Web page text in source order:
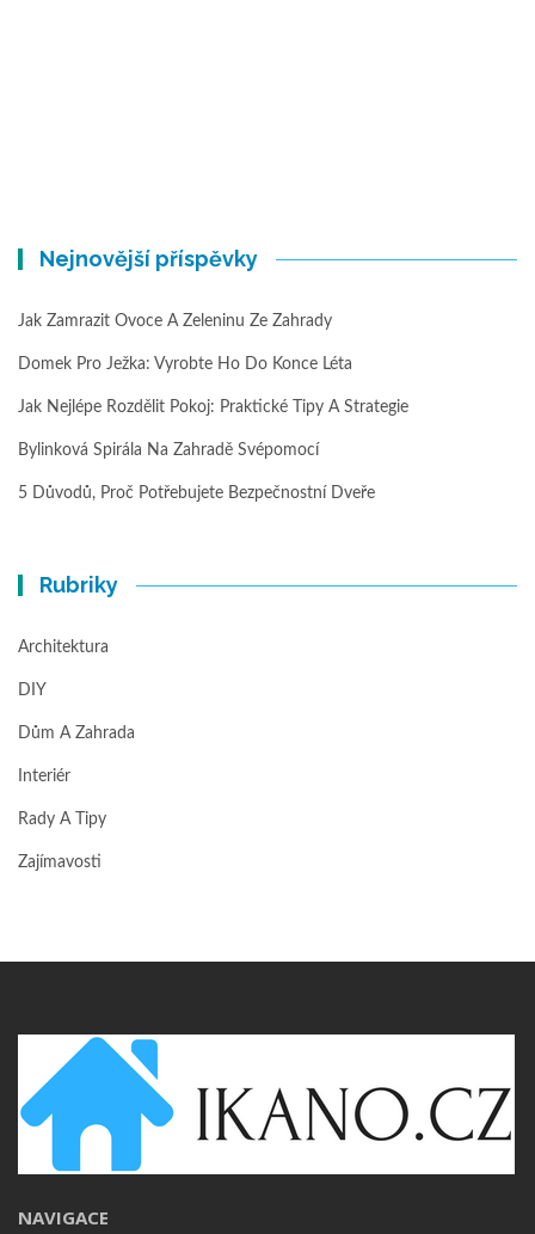
Nejnovější příspěvky
Jak Zamrazit Ovoce A Zeleninu Ze Zahrady
Domek Pro Ježka: Vyrobte Ho Do Konce Léta
Jak Nejlépe Rozdělit Pokoj: Praktické Tipy A Strategie
Bylinková Spirála Na Zahradě Svépomocí
5 Důvodů, Proč Potřebujete Bezpečnostní Dveře
Rubriky
Architektura
DIY
Dům A Zahrada
Interiér
Rady A Tipy
Zajímavosti
NAVIGACE